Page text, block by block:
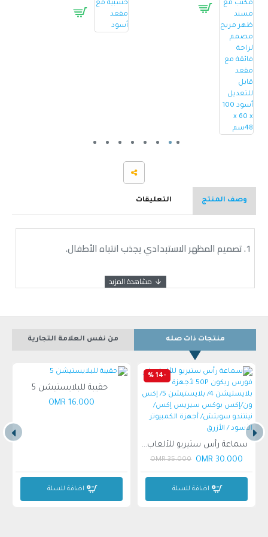
وصف المنتج التعليقات
1. تصميم المظهر الاستبدادي يجذب انتباه الأطفال.
4. مع ضوء LED، سيضمن سلامة السفر ليلاً.
5. إطارات للطرق الوعرة لجميع التضاريس، تتحمل بسهولة ظروف
الطريق المختلفة.
العمر: 1-3 سنوات
منتجات ذات صله من نفس العلامة التجارية
-14 %
سماعة رأس ستيريو للألعاب إير فورس ريكون 50P لأجهزة بلايستيشن 4/ بلايستيشن 5/ إكس ون/إكس بوكس سيريس إكس/نينتندو سويتش/ أجهزة الكمبيوتر الأسود / الأزرق
30.000 OMR
35.000 OMR
اضافة للسلة
حقيبة للبلايستيشن 5
16.000 OMR
اضافة للسلة